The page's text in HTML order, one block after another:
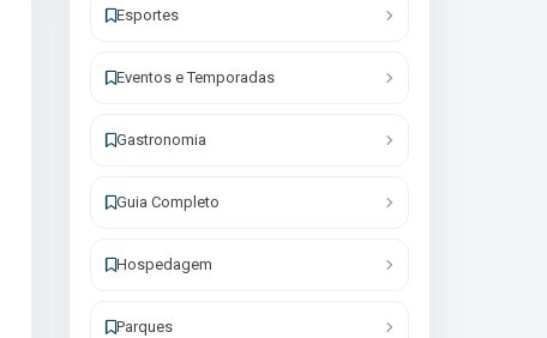
Esportes
Eventos e Temporadas
Gastronomia
Guia Completo
Hospedagem
Parques